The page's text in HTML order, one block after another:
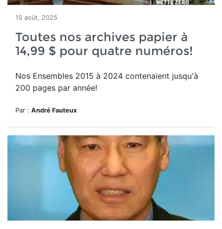
15 août, 2025
Toutes nos archives papier à
14,99 $ pour quatre numéros!
Nos Ensembles 2015 à 2024 contenaient jusqu'à
200 pages par année!
Par : André Fauteux